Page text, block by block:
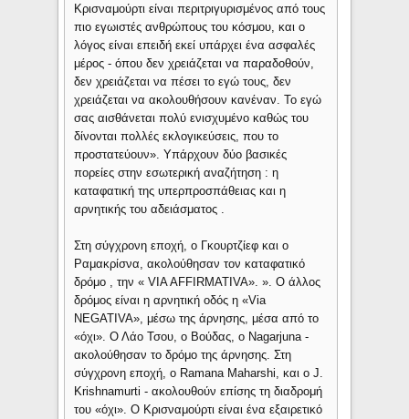
Κρισναμούρτι είναι περιτριγυρισμένος από τους
πιο εγωιστές ανθρώπους του κόσμου, και ο
λόγος είναι επειδή εκεί υπάρχει ένα ασφαλές
μέρος - όπου δεν χρειάζεται να παραδοθούν,
δεν χρειάζεται να πέσει το εγώ τους, δεν
χρειάζεται να ακολουθήσουν κανέναν. Το εγώ
σας αισθάνεται πολύ ενισχυμένο καθώς του
δίνονται πολλές εκλογικεύσεις, που το
προστατεύουν». Υπάρχουν δύο βασικές
πορείες στην εσωτερική αναζήτηση : η
καταφατική της υπερπροσπάθειας και η
αρνητικής του αδειάσματος .
Στη σύγχρονη εποχή, ο Γκουρτζίεφ και ο
Ραμακρίσνα, ακολούθησαν τον καταφατικό
δρόμο , την « VIA AFFIRMATIVA». ». Ο άλλος
δρόμος είναι η αρνητική οδός η «Via
NEGATIVA», μέσω της άρνησης, μέσα από το
«όχι». Ο Λάο Τσου, ο Βούδας, ο Nagarjuna -
ακολούθησαν το δρόμο της άρνησης. Στη
σύγχρονη εποχή, ο Ramana Maharshi, και ο J.
Krishnamurti - ακολουθούν επίσης τη διαδρομή
του «όχι». Ο Κρισναμούρτι είναι ένα εξαιρετικό